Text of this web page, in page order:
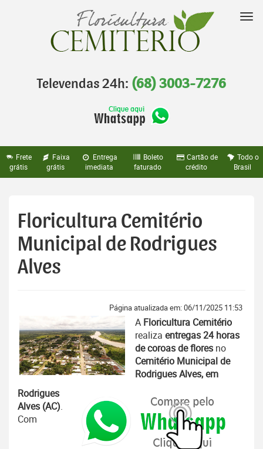
Televendas 24h: (68) 3003-7276
Frete
grátis
Faixa
grátis
Entrega
imediata
Boleto
faturado
Cartão de
crédito
Todo o
Brasil
Floricultura Cemitério
Municipal de Rodrigues
Alves
Página atualizada em: 06/11/2025 11:53
A Floricultura Cemitério
realiza entregas 24 horas
de coroas de flores no
Cemitério Municipal de
Rodrigues Alves, em
Rodrigues
Alves (AC).
Com